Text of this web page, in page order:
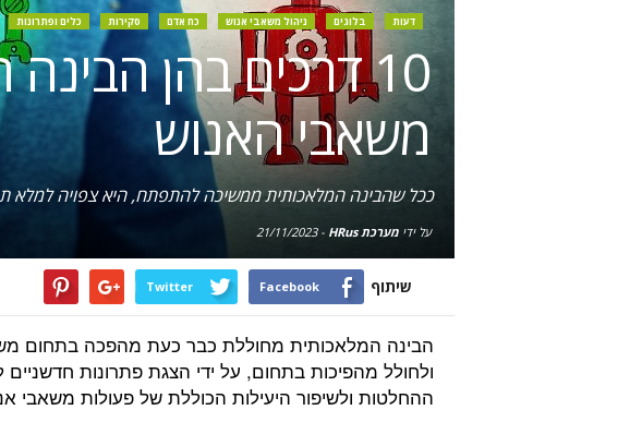
דעות בלוגים ניהול משאבי אנוש כח אדם סקירות כלים ופתרונות
10 דרכים בהן
משאבי האנוש
ככל שהבינה המלאכותית ממשיכה להתפתח, היא צפויה למלא
על ידימערכת HRus -
21/11/2023
שיתוף Facebook
Twitter
הבינה המלאכותית מחוללת כבר כעת מהפכה בתחום
ולחולל מהפיכות בתחום, על ידי הצגת פתרונות חדשניים
ההחלטות ולשיפור היעילות הכוללת של פעולות משאבי